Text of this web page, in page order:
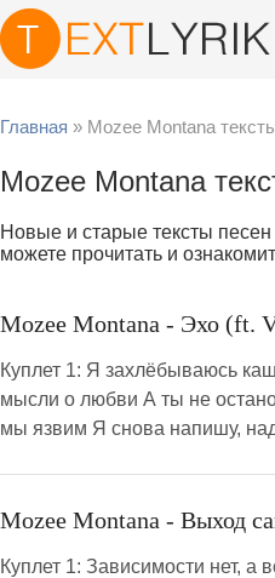
Главная » Mozee Montana
Mozee Montana
Новые и старые тексты
можете прочитать и
Mozee Montana - Эхо (ft.
Куплет 1: Я захлёбываюсь
мысли о любви А ты не
мы язвим Я снова напишу,
Mozee Montana - Выход
Куплет 1: Зависимости нет,